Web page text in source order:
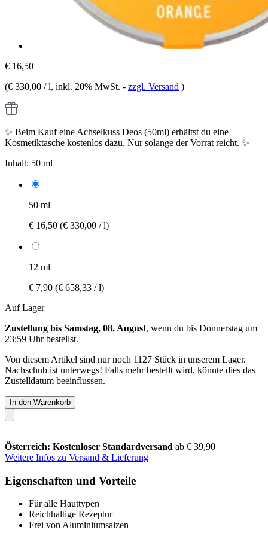
€ 16,50
(€ 330,00 / l, inkl. 20% MwSt. - zzgl. Versand )
✨ Beim Kauf eine Achselkuss Deos (50ml) erhältst du eine
Kosmetiktasche kostenlos dazu. Nur solange der Vorrat reicht. ✨
Inhalt: 50 ml
50 ml
€ 16,50 (€ 330,00 / l)
12 ml
€ 7,90 (€ 658,33 / l)
Auf Lager
Zustellung bis Samstag, 08. August, wenn du bis Donnerstag um
23:59 Uhrbestellst.
Von diesem Artikel sind nur noch 1127 Stück in unserem Lager.
Nachschub ist unterwegs! Falls mehr bestellt wird, könnte dies das
Zustelldatum beeinflussen.
In den Warenkorb
Österreich: Kostenloser Standardversand ab € 39,90
Weitere Infos zu Versand & Lieferung
Eigenschaften und Vorteile
Für alle Hauttypen
Reichhaltige Rezeptur
Frei von Aluminiumsalzen